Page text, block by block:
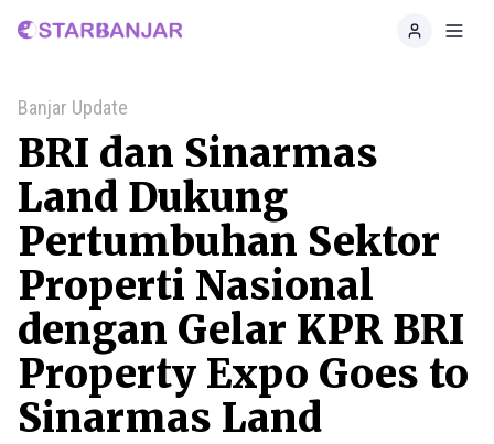
Home
Banjar Update
BRI dan Sinarmas
Land Dukung
Pertumbuhan Sektor
Properti Nasional
dengan Gelar KPR BRI
Property Expo Goes to
Sinarmas Land